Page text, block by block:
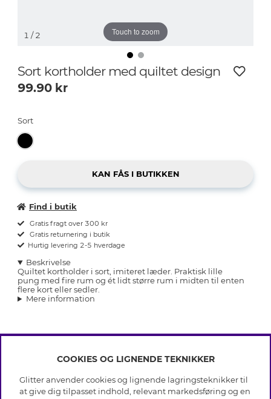
Touch to zoom
1 / 2
Sort kortholder med quiltet design
99.90 kr
Sort
Find i butik
Gratis fragt over 300 kr
Gratis returnering i butik
Hurtig levering 2-5 hverdage
Beskrivelse
Quiltet kortholder i sort, imiteret læder. Praktisk lille
pung med fire rum og ét lidt større rum i midten til enten
flere kort eller sedler.
Mere information
INFO
Betingelser
Databeskyttelsespolitik
OM GLITTER
COOKIES OG LIGNENDE TEKNIKKER
Glitter anvender cookies og lignende lagringsteknikker til
at give dig tilpasset indhold, relevant markedsføring og en